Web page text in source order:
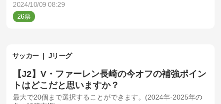
2024/10/09 08:29
26
サッカー Jリーグ
【J2】V・ファーレン長崎の今オフの補強ポイン
トはどこだと思いますか？
最大で20個まで選択することができます。(2024年-2025年の